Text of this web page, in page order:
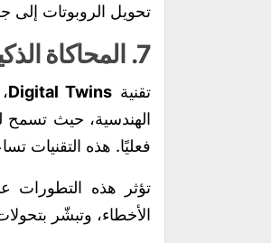
تحويل الروبوتات إلى
7. المحاكاة
تقنية Digital Twins
الهندسية، حيث تسمح
فعليًا. هذه التقنيات
تؤثر هذه التطورات
الأخطاء، وتبشّر